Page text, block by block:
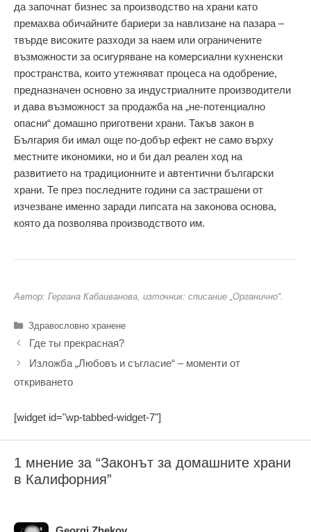
да започнат бизнес за производство на храни като
премахва обичайните бариери за навлизане на пазара –
твърде високите разходи за наем или ограничените
възможности за осигуряване на комерсиални кухненски
пространства, които утежняват процеса на одобрение,
предназначен основно за индустриалните производители
и дава възможност за продажба на „не-потенциално
опасни“ домашно приготвени храни. Такъв закон в
България би имал още по-добър ефект не само върху
местните икономики, но и би дал реален ход на
развитието на традиционните и автентични български
храни. Те през последните години са застрашени от
изчезване именно заради липсата на законова основа,
която да позволява производството им.
Автор: Гергана Кабаиванова, източник: списание „Органично“.
Категории
Здравословно хранене
Где ты прекрасная?
Изложба „Любовъ и съгласие“ – моменти от
откриването
[widget id="wp-tabbed-widget-7"]
1 мнение за “Законът за домашните храни
в Калифорния”